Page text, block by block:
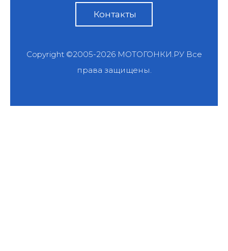
Контакты
Copyright ©2005-2026 МОТОГОНКИ.РУВсе
права защищены.